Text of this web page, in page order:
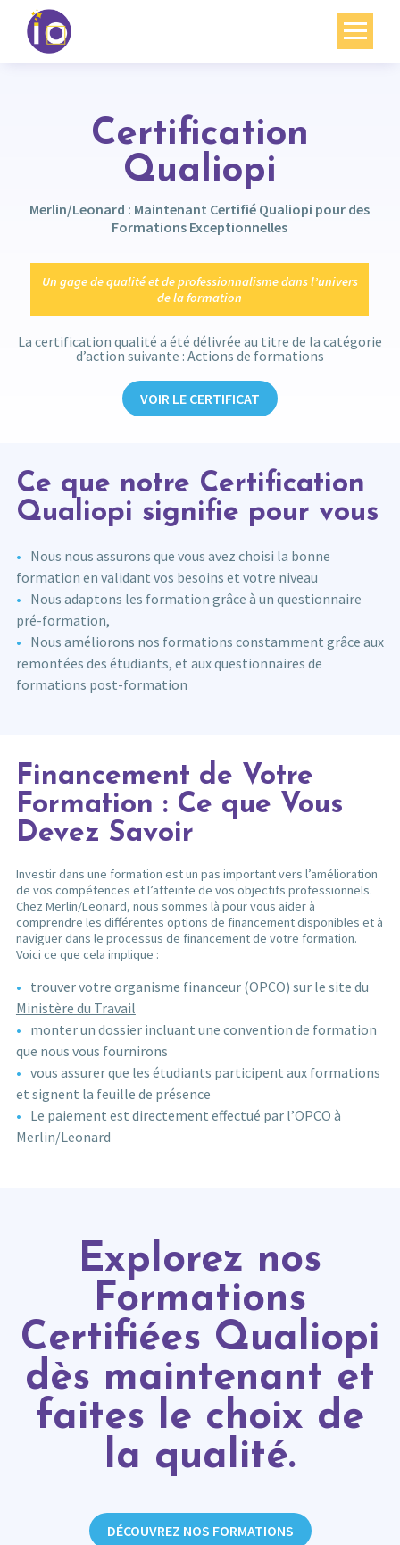
Nos expertises
Ressources
Contact
English
Certification
Qualiopi
Merlin/Leonard : Maintenant Certifié Qualiopi pour des
Formations Exceptionnelles
Un gage de qualité et de professionnalisme dans l’univers
de la formation
La certification qualité a été délivrée au titre de la catégorie
d’action suivante : Actions de formations
VOIR LE CERTIFICAT
Ce que notre Certification
Qualiopi signifie pour vous
Nous nous assurons que vous avez choisi la bonne
formation en validant vos besoins et votre niveau
Nous adaptons les formation grâce à un questionnaire
pré-formation,
Nous améliorons nos formations constamment grâce aux
remontées des étudiants, et aux questionnaires de
formations post-formation
Financement de Votre
Formation : Ce que Vous
Devez Savoir
Investir dans une formation est un pas important vers l’amélioration
de vos compétences et l’atteinte de vos objectifs professionnels.
Chez Merlin/Leonard, nous sommes là pour vous aider à
comprendre les différentes options de financement disponibles et à
naviguer dans le processus de financement de votre formation.
Voici ce que cela implique :
trouver votre organisme financeur (OPCO) sur le site du
Ministère du Travail
monter un dossier incluant une convention de formation
que nous vous fournirons
vous assurer que les étudiants participent aux formations
et signent la feuille de présence
Le paiement est directement effectué par l’OPCO à
Merlin/Leonard
Explorez nos
Formations
Certifiées Qualiopi
dès maintenant et
faites le choix de
la qualité.
DÉCOUVREZ NOS FORMATIONS